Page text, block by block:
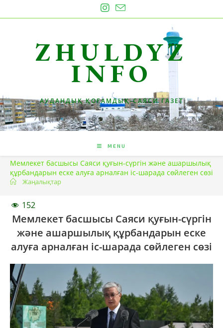
to
ZHULDYZ
INFO
АУДАНДЫҚ ҚОҒАМДЫҚ-САЯСИ ГАЗЕТ
MENU
Мемлекет басшысы Саяси қуғын-сүргін және ашаршылық
құрбандарын еске алуға арналған іс-шарада сөйлеген сөзі
Жаңалықтар
152
Мемлекет басшысы Саяси қуғын-сүргін
және ашаршылық құрбандарын еске
алуға арналған іс-шарада сөйлеген сөзі